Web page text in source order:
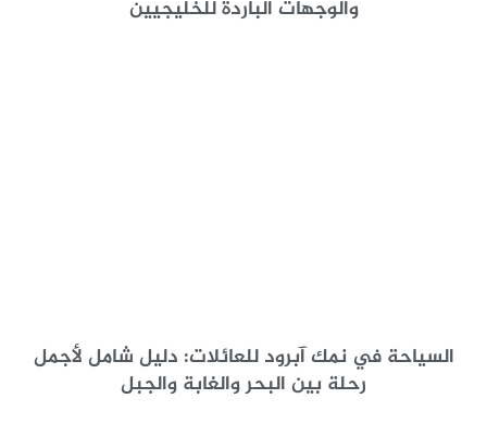
والوجهات الباردة للخليجيين
السياحة في نمك آبرود للعائلات: دليل شامل لأجمل
رحلة بين البحر والغابة والجبل